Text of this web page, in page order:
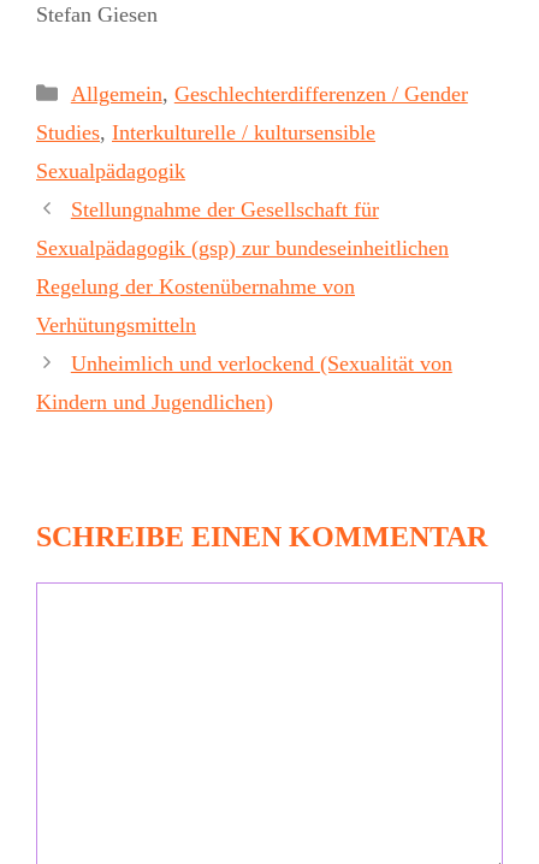
Stefan Giesen
Kategorien
Allgemein, Geschlechterdifferenzen / Gender
Studies, Interkulturelle / kultursensible
Sexualpädagogik
Stellungnahme der Gesellschaft für
Sexualpädagogik (gsp) zur bundeseinheitlichen
Regelung der Kostenübernahme von
Verhütungsmitteln
Unheimlich und verlockend (Sexualität von
Kindern und Jugendlichen)
SCHREIBE EINEN KOMMENTAR